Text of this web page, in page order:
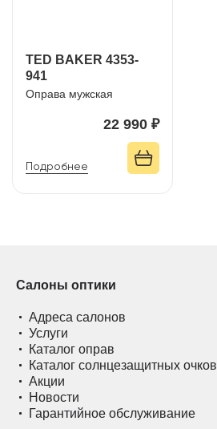
TED BAKER 4353-
941
Оправа мужская
22 990 ₽
Подробнее
Салоны оптики
Адреса салонов
Услуги
Каталог оправ
Каталог солнцезащитных очков
Акции
Новости
Гарантийное обслуживание